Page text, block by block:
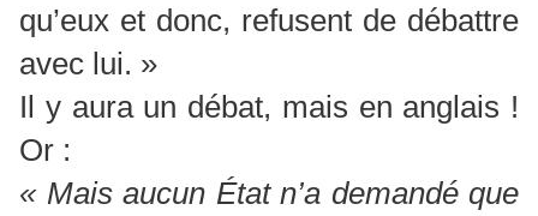
qu’eux et donc, refusent de débattre
avec lui. »
Il y aura un débat, mais en anglais !
Or :
« Mais aucun État n’a demandé que